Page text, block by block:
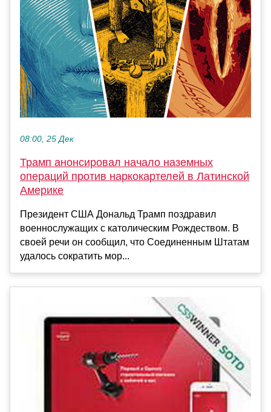
08:00, 25 Дек
Трамп анонсировал начало наземных
операций против наркокартелей в Латинской
Америке
Президент США Дональд Трамп поздравил
военнослужащих с католическим Рождеством. В
своей речи он сообщил, что Соединенным Штатам
удалось сократить мор...